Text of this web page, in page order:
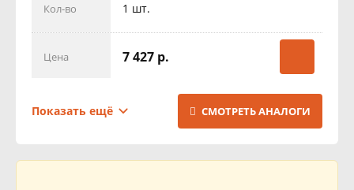
Кол-во 1 шт.
Цена 7 427 р.
Поставка
Показать ещё СМОТРЕТЬ АНАЛОГИ